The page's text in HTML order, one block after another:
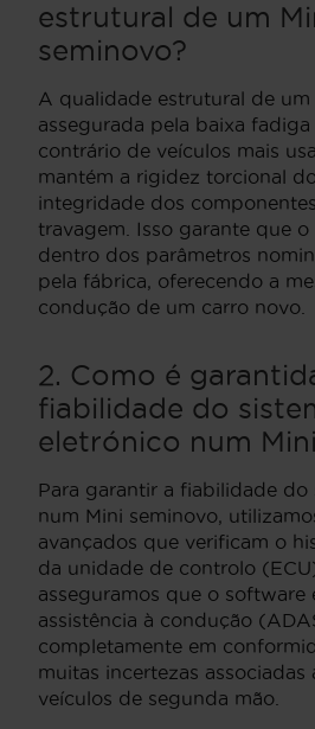
estrutural de um
seminovo?
A qualidade estrutural de um
assegurada pela baixa
contrário de veículos mais
mantém a rigidez torcional
integridade dos
travagem. Isso garante que
dentro dos parâmetros
pela fábrica, oferecendo a
condução de um carro novo.
2. Como é
fiabilidade do
eletrónico num
Para garantir a fiabilidade do
num Mini seminovo,
avançados que verificam o
da unidade de controlo
asseguramos que o software
assistência à condução
completamente em
muitas incertezas associadas
veículos de segunda mão.